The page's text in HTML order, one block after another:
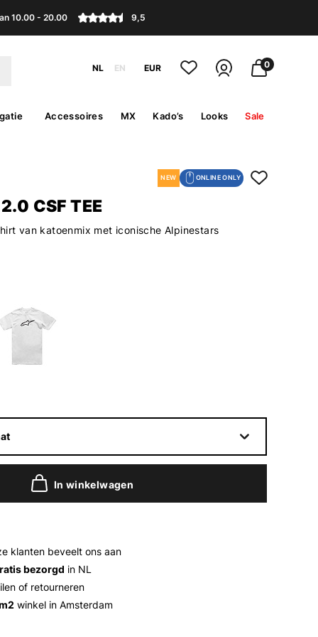
10.00 - 20.00 9,5
NL EN EUR 0
Accessoires MX Kado’s Looks Sale
NEW ONLINE ONLY
CSF TEE
van katoenmix met iconische Alpinestars
In winkelwagen
klanten beveelt ons aan
bezorgd in NL
of retourneren
winkel in Amsterdam